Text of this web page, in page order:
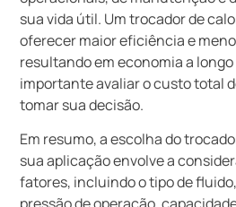
sua vida útil. Um trocador de
oferecer maior eficiência e
resultando em economia a
importante avaliar o custo total
tomar sua decisão.
Em resumo, a escolha do
sua aplicação envolve a
fatores, incluindo o tipo de